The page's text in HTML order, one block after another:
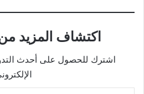
اكتشاف المزيد
اشترك للحصول على أحدث
كتابة بريدك الإلكتروني...